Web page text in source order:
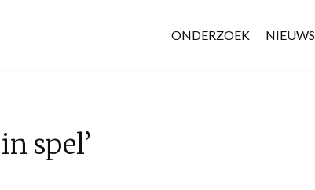
ONDERZOEK NIEUWS
spel’